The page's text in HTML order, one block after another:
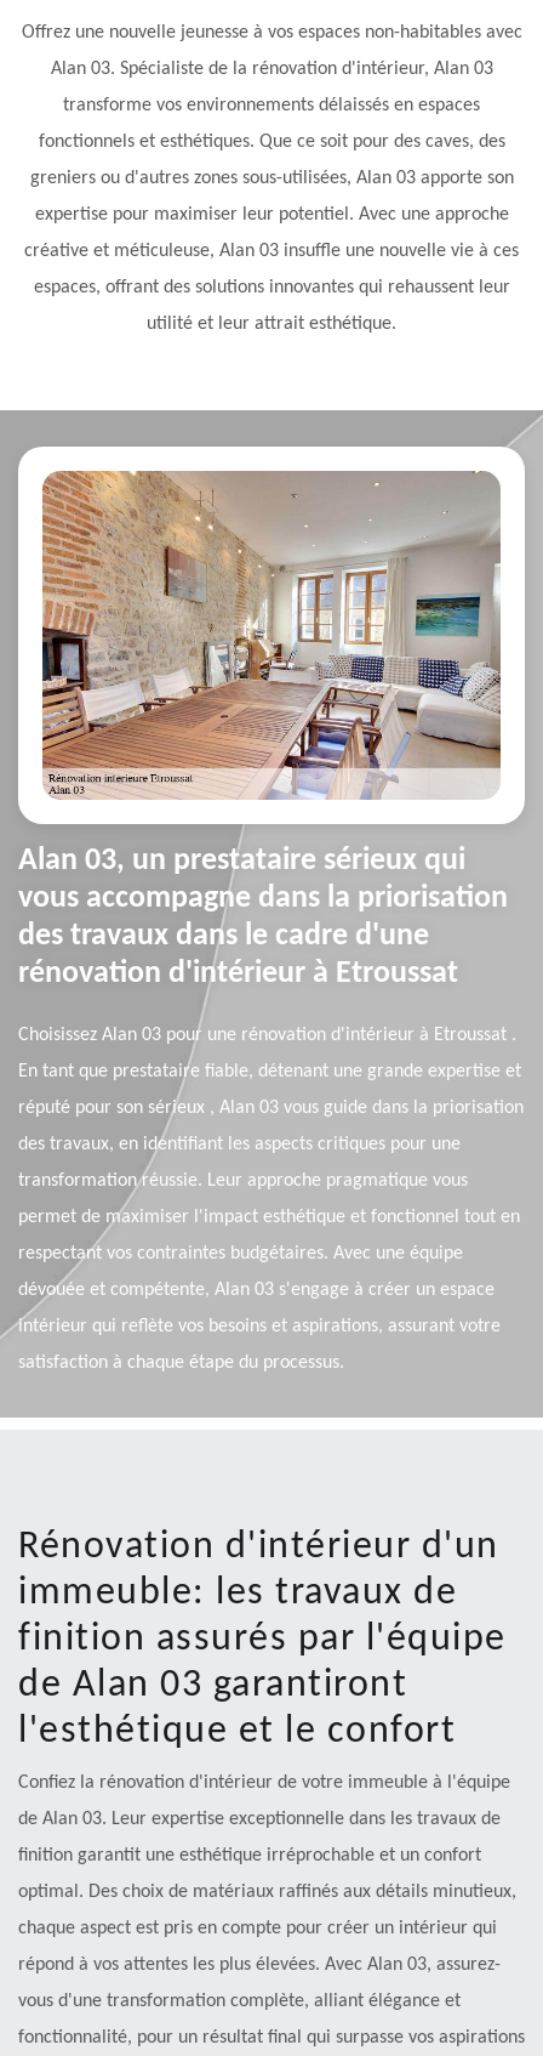
Offrez une nouvelle jeunesse à vos espaces non-habitables avec
Alan 03. Spécialiste de la rénovation d'intérieur, Alan 03
transforme vos environnements délaissés en espaces
fonctionnels et esthétiques. Que ce soit pour des caves, des
greniers ou d'autres zones sous-utilisées, Alan 03 apporte son
expertise pour maximiser leur potentiel. Avec une approche
créative et méticuleuse, Alan 03 insuffle une nouvelle vie à ces
espaces, offrant des solutions innovantes qui rehaussent leur
utilité et leur attrait esthétique.
Alan 03, un prestataire sérieux qui
vous accompagne dans la priorisation
des travaux dans le cadre d'une
rénovation d'intérieur à Etroussat
Choisissez Alan 03 pour une rénovation d'intérieur à Etroussat .
En tant que prestataire fiable, détenant une grande expertise et
réputé pour son sérieux , Alan 03 vous guide dans la priorisation
des travaux, en identifiant les aspects critiques pour une
transformation réussie. Leur approche pragmatique vous
permet de maximiser l'impact esthétique et fonctionnel tout en
respectant vos contraintes budgétaires. Avec une équipe
dévouée et compétente, Alan 03 s'engage à créer un espace
intérieur qui reflète vos besoins et aspirations, assurant votre
satisfaction à chaque étape du processus.
Rénovation d'intérieur d'un
immeuble: les travaux de
finition assurés par l'équipe
de Alan 03 garantiront
l'esthétique et le confort
Confiez la rénovation d'intérieur de votre immeuble à l'équipe
de Alan 03. Leur expertise exceptionnelle dans les travaux de
finition garantit une esthétique irréprochable et un confort
optimal. Des choix de matériaux raffinés aux détails minutieux,
chaque aspect est pris en compte pour créer un intérieur qui
répond à vos attentes les plus élevées. Avec Alan 03, assurez-
vous d'une transformation complète, alliant élégance et
fonctionnalité, pour un résultat final qui surpasse vos aspirations